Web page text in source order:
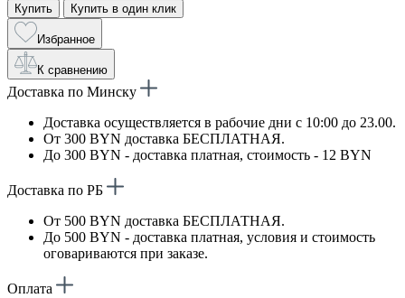
Купить Купить в один клик
Избранное
К сравнению
Доставка по Минску
Доставка осуществляется в рабочие дни с 10:00 до 23.00.
От 300 BYN доставка БЕСПЛАТНАЯ.
До 300 BYN - доставка платная, стоимость - 12 BYN
Доставка по РБ
От 500 BYN доставка БЕСПЛАТНАЯ.
До 500 BYN - доставка платная, условия и стоимость
оговариваются при заказе.
Оплата